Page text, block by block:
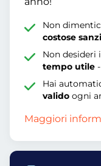
Non
costose
Non desideri
tempo utile
Hai
valido ogni
Maggiori